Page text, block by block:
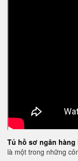
Tủ hồ sơ ngân hàng
là một trong những